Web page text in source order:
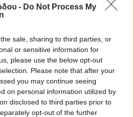
- Do Not Process My
sale, sharing to third parties, or
or sensitive information for
please use the below opt-out
Please note that after your
you may continue seeing
on personal information utilized by
disclosed to third parties prior to
opt-out of the further